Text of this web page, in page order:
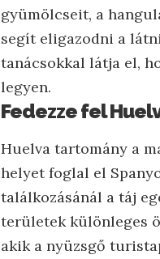
gyümölcseit, a
segít eligazodni a
tanácsokkal látja el,
legyen.
Fedezze fel
Huelva tartomány a
helyet foglal el
találkozásánál a táj
területek különleges
akik a nyüzsgő